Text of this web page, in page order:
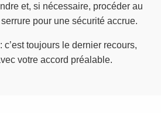
et, si nécessaire, procéder au
pour une sécurité accrue.
c’est toujours le dernier recours,
votre accord préalable.